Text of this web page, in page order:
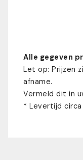
Alle gegeven
Let op: Prijzen
afname.
Vermeld dit in
* Levertijd